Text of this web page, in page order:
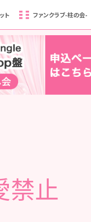
ト ファンクラブ-柱の会-
禁止